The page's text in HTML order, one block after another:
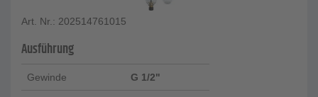
Art. Nr.: 202514761015
Ausführung
Gewinde G 1/2"